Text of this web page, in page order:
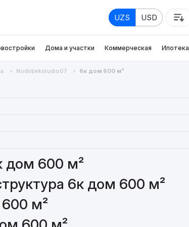
UZS USD
Дома и участки Коммерческая Ипотека
Nodirbekstudio07 6к дом 600 м²
дом 600 м²
6к дом 600 м²
м²